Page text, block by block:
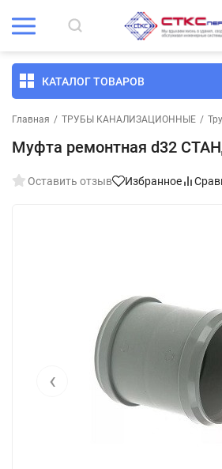
КАТАЛОГ ТОВАРОВ
Главная / ТРУБЫ КАНАЛИЗАЦИОННЫЕ /
Муфта ремонтная d32
Оставить отзыв Избранное
‹